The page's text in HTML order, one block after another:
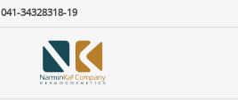
041-34328318-19